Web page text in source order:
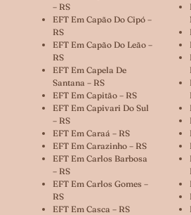
– RS
EFT Em Capão Do Cipó –
RS
EFT Em Capão Do Leão –
RS
EFT Em Capela De
Santana – RS
EFT Em Capitão – RS
EFT Em Capivari Do Sul
– RS
EFT Em Caraá – RS
EFT Em Carazinho – RS
EFT Em Carlos Barbosa
– RS
EFT Em Carlos Gomes –
RS
EFT Em Casca – RS